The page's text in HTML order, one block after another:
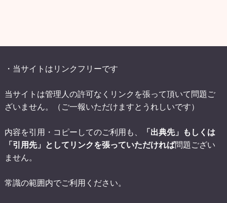
・当サイトはリンクフリーです
当サイトは管理人の許可なくリンクを張って頂いて問題ご
ざいません。（ご一報いただけますとうれしいです）
内容を引用・コピーしてのご利用も、
「出典先」もしくは
「引用先」としてリンクを張っていただければ問題ござい
ません。
常識の範囲内でご利用ください。